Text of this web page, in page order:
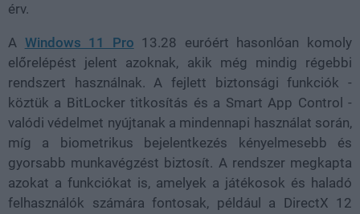
érv.
A Windows 11 Pro 13.28 euróért hasonlóan komoly
előrelépést jelent azoknak, akik még mindig régebbi
rendszert használnak. A fejlett biztonsági funkciók -
köztük a BitLocker titkosítás és a Smart App Control -
valódi védelmet nyújtanak a mindennapi használat során,
míg a biometrikus bejelentkezés kényelmesebb és
gyorsabb munkavégzést biztosít. A rendszer megkapta
azokat a funkciókat is, amelyek a játékosok és haladó
felhasználók számára fontosak, például a DirectX 12